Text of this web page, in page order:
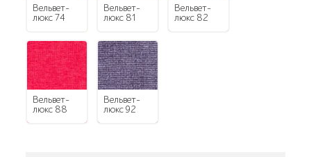
Вельвет-
люкс 74
Вельвет-
люкс 81
Вельвет-
люкс 82
Вельвет-
люкс 88
Вельвет-
люкс 92